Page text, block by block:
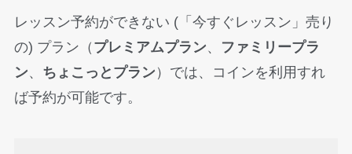
レッスン予約ができない (「今すぐレッスン」売り
の) プラン（ プレミアムプラン、
ファミリープラ
ン、 ちょこっとプラン ）では、コインを利用すれ
ば予約が可能です。